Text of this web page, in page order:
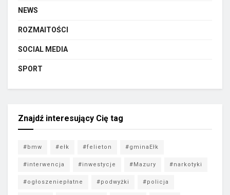
NEWS
ROZMAITOŚCI
SOCIAL MEDIA
SPORT
Znajdź interesujący Cię tag
#bmw #ełk #felieton #gminaEłk
#interwencja #inwestycje #Mazury #narkotyki
#ogłoszeniepłatne #podwyżki #policja